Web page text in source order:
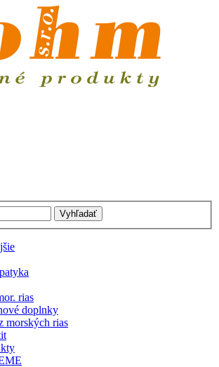
Vyhľadať
rias
doplnky
morských rias